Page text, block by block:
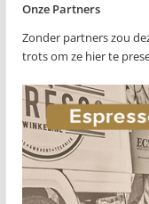
Onze Partners
Zonder partners zou
trots om ze hier te